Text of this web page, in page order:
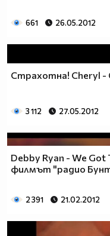
661 26.05.2012
Страхотна! Cheryl -
3 112 27.05.2012
Debby Ryan - We
филмът "радио
2 391 21.02.2012